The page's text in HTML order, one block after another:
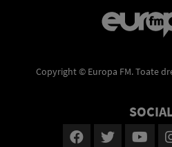
Copyright © Europa FM. Toate